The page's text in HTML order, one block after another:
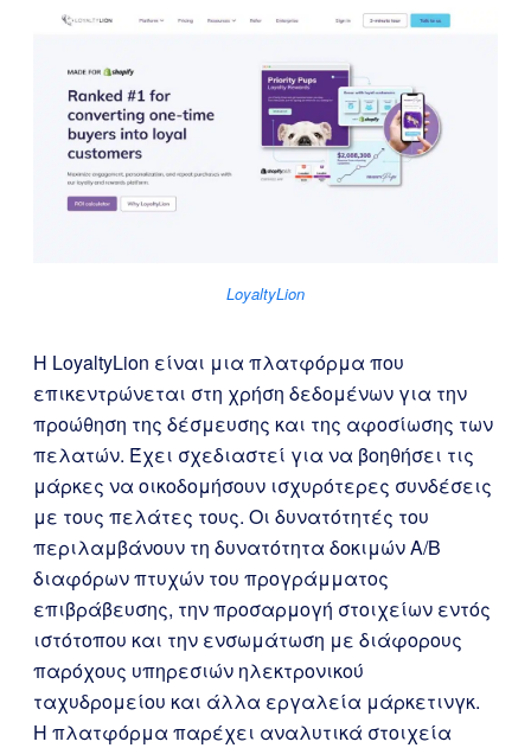
LoyaltyLion
Η LoyaltyLion είναι μια πλατφόρμα που
επικεντρώνεται στη χρήση δεδομένων για την
προώθηση της δέσμευσης και της αφοσίωσης των
πελατών. Έχει σχεδιαστεί για να βοηθήσει τις
μάρκες να οικοδομήσουν ισχυρότερες συνδέσεις
με τους πελάτες τους. Οι δυνατότητές του
περιλαμβάνουν τη δυνατότητα δοκιμών A/B
διαφόρων πτυχών του προγράμματος
επιβράβευσης, την προσαρμογή στοιχείων εντός
ιστότοπου και την ενσωμάτωση με διάφορους
παρόχους υπηρεσιών ηλεκτρονικού
ταχυδρομείου και άλλα εργαλεία μάρκετινγκ.
Η πλατφόρμα παρέχει αναλυτικά στοιχεία